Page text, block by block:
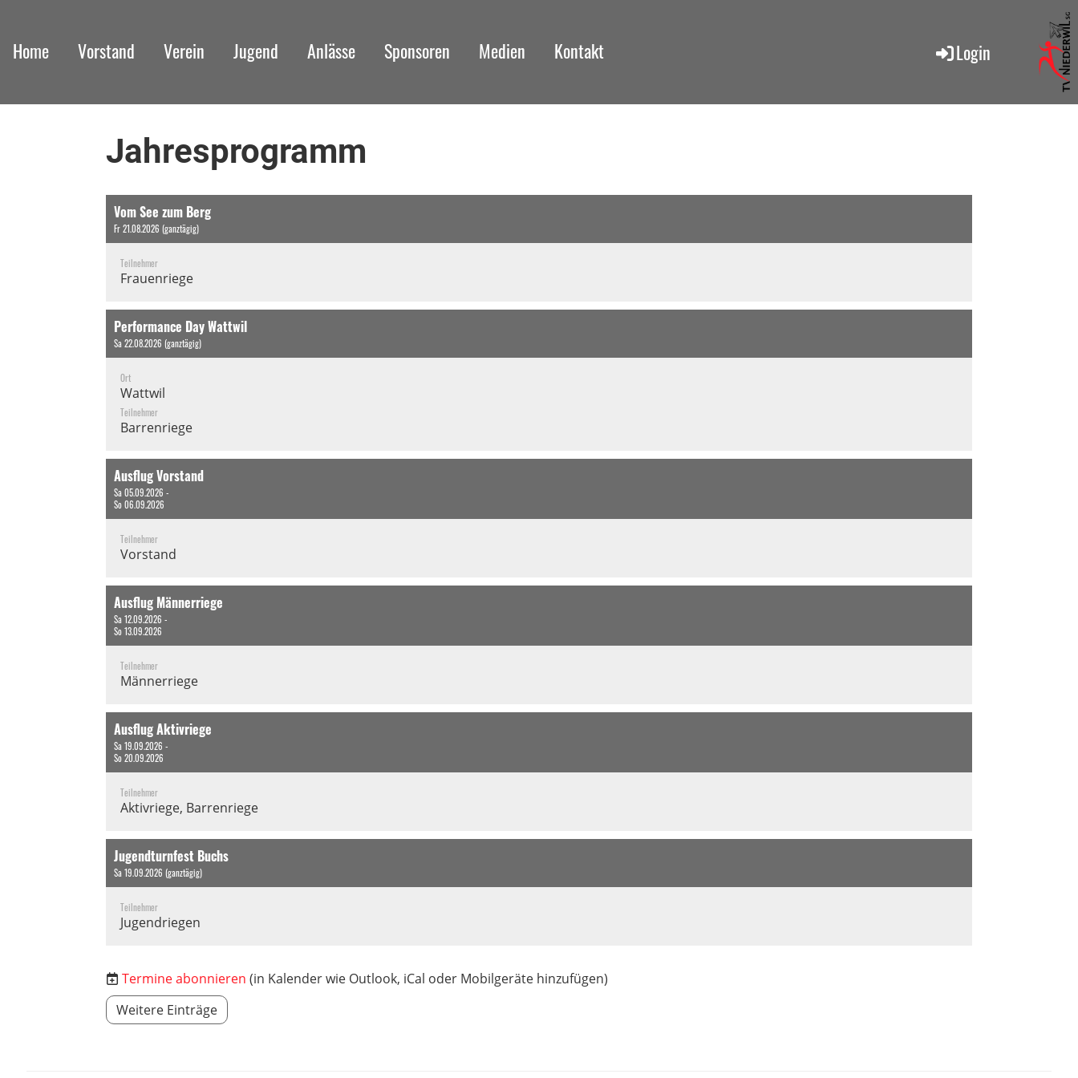
Home Vorstand Verein Jugend Anlässe Sponsoren Medien Kontakt Login
Jahresprogramm
Vom See zum Berg
Fr 21.08.2026 (ganztägig)
Teilnehmer
Frauenriege
Performance Day Wattwil
Sa 22.08.2026 (ganztägig)
Ort
Wattwil
Teilnehmer
Barrenriege
Ausflug Vorstand
Sa 05.09.2026 -
So 06.09.2026
Teilnehmer
Vorstand
Ausflug Männerriege
Sa 12.09.2026 -
So 13.09.2026
Teilnehmer
Männerriege
Ausflug Aktivriege
Sa 19.09.2026 -
So 20.09.2026
Teilnehmer
Aktivriege, Barrenriege
Jugendturnfest Buchs
Sa 19.09.2026 (ganztägig)
Teilnehmer
Jugendriegen
Termine abonnieren (in Kalender wie Outlook, iCal oder Mobilgeräte hinzufügen)
Weitere Einträge